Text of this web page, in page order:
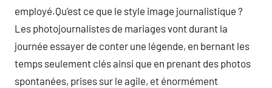
employé.Qu’est ce que le style image journalistique ?
Les photojournalistes de mariages vont durant la
journée essayer de conter une légende, en bernant les
temps seulement clés ainsi que en prenant des photos
spontanées, prises sur le agile, et énormément